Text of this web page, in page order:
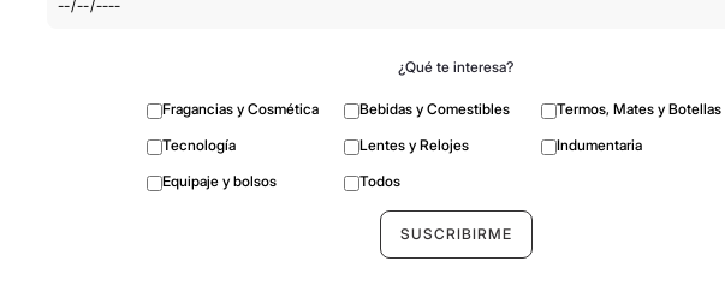
¿Qué te interesa?
Fragancias y Cosmética Bebidas y Comestibles
Termos, Mates y Botellas
Tecnología
Lentes y Relojes
Indumentaria
Equipaje y bolsos
Todos